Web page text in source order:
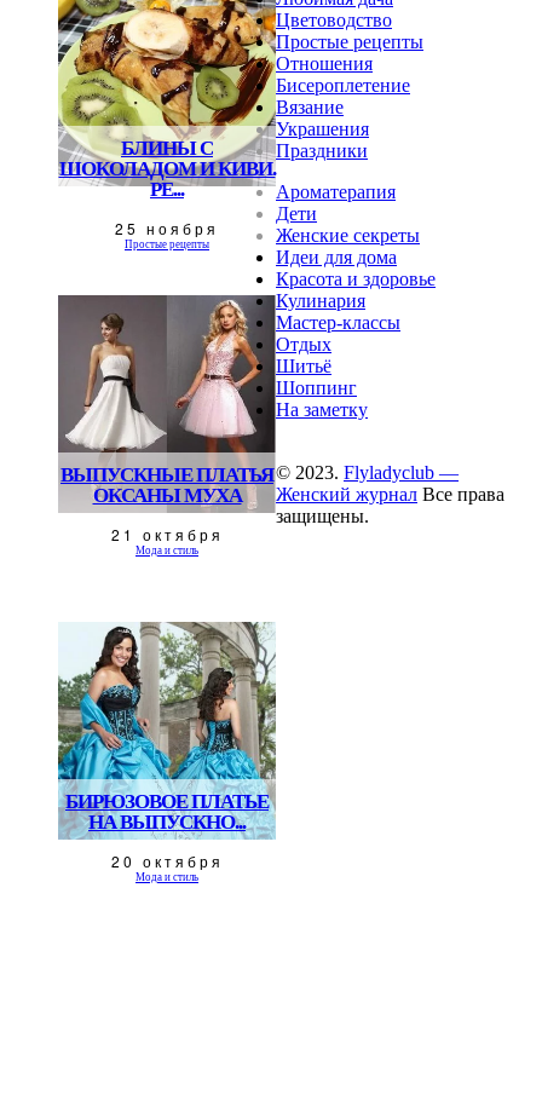
БЛИНЫ С
ШОКОЛАДОМ И КИВИ.
РЕ...
25 ноября
Простые рецепты
ВЫПУСКНЫЕ ПЛАТЬЯ
ОКСАНЫ МУХА
21 октября
Мода и стиль
БИРЮЗОВОЕ ПЛАТЬЕ
НА ВЫПУСКНО...
20 октября
Мода и стиль
Цветоводство
Простые рецепты
Отношения
Бисероплетение
Вязание
Украшения
Праздники
Ароматерапия
Дети
Женские секреты
Идеи для дома
Красота и здоровье
Кулинария
Мастер-классы
Отдых
Шитьё
Шоппинг
На заметку
© 2023. Flyladyclub —
Женский журнал Все права
защищены.